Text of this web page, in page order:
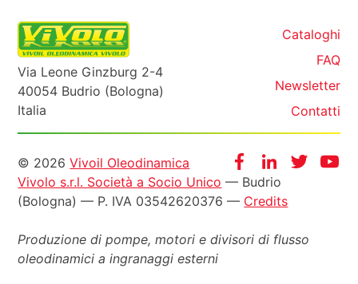
Via Leone Ginzburg 2-4
40054 Budrio (Bologna)
Italia
Cataloghi
FAQ
Newsletter
Contatti
FacebookInstagram
Twitter
Informazioni
legali
© 2026Vivoil Oleodinamica
Vivolo s.r.l. Società a Socio Unico — Budrio
(Bologna) — P. IVA 03542620376 — Credits
Produzione di pompe, motori edivisori di flusso
oleodinamici a ingranaggi esterni